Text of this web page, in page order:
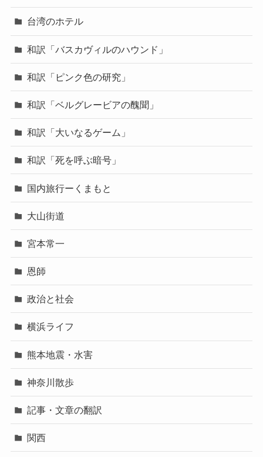
台湾のホテル
和訳「バスカヴィルのハウンド」
和訳「ピンク色の研究」
和訳「ベルグレービアの醜聞」
和訳「大いなるゲーム」
和訳「死を呼ぶ暗号」
国内旅行ーくまもと
大山街道
宮本常一
恩師
政治と社会
横浜ライフ
熊本地震・水害
神奈川散歩
記事・文章の翻訳
関西